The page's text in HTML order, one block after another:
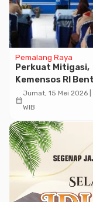
Pemalang Raya
Perkuat Mitigasi,
Kemensos RI
Kampung Siaga
Bencana di Desa
calendar_month
Jumat, 15 Mei 2026 |
WIB